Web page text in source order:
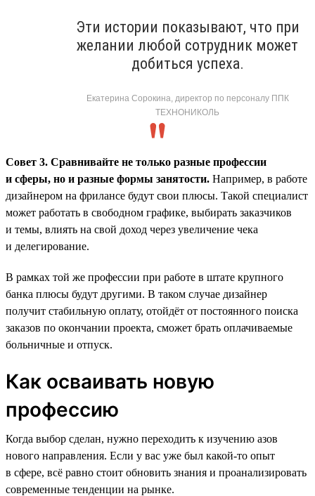
Эти истории показывают, что при
желании любой сотрудник может
добиться успеха.
Екатерина Сорокина, директор по персоналу ППК
ТЕХНОНИКОЛЬ
Совет 3. Сравнивайте не только разные профессии
и сферы, но и разные формы занятости. Например, в работе
дизайнером на фрилансе будут свои плюсы. Такой специалист
может работать в свободном графике, выбирать заказчиков
и темы, влиять на свой доход через увеличение чека
и делегирование.
В рамках той же профессии при работе в штате крупного
банка плюсы будут другими. В таком случае дизайнер
получит стабильную оплату, отойдёт от постоянного поиска
заказов по окончании проекта, сможет брать оплачиваемые
больничные и отпуск.
Как осваивать новую
профессию
Когда выбор сделан, нужно переходить к изучению азов
нового направления. Если у вас уже был какой-то опыт
в сфере, всё равно стоит обновить знания и проанализировать
современные тенденции на рынке.